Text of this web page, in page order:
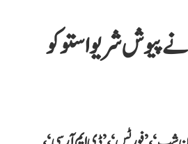
شوق نے پیوش شریواستو کو